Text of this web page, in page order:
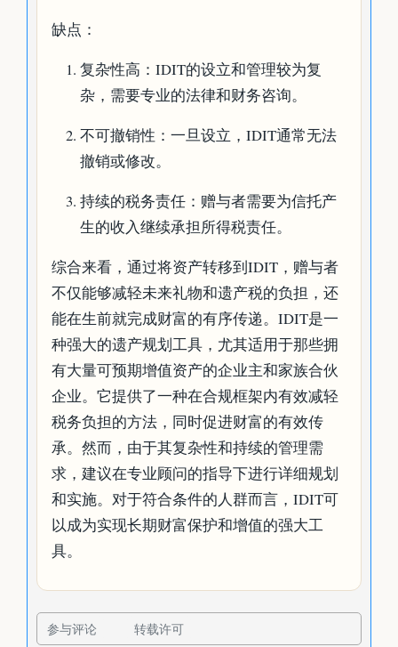
缺点：
复杂性高：IDIT的设立和管理较为复
杂，需要专业的法律和财务咨询。
不可撤销性：一旦设立，IDIT通常无法
撤销或修改。
持续的税务责任：赠与者需要为信托产
生的收入继续承担所得税责任。
综合来看，通过将资产转移到IDIT，赠与者
不仅能够减轻未来礼物和遗产税的负担，还
能在生前就完成财富的有序传递。IDIT是一
种强大的遗产规划工具，尤其适用于那些拥
有大量可预期增值资产的企业主和家族合伙
企业。它提供了一种在合规框架内有效减轻
税务负担的方法，同时促进财富的有效传
承。然而，由于其复杂性和持续的管理需
求，建议在专业顾问的指导下进行详细规划
和实施。对于符合条件的人群而言，IDIT可
以成为实现长期财富保护和增值的强大工
具。
参与评论 转载许可